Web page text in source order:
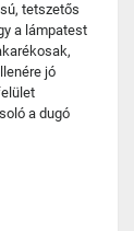
tetszetős
a lámpatest
jó
a dugó